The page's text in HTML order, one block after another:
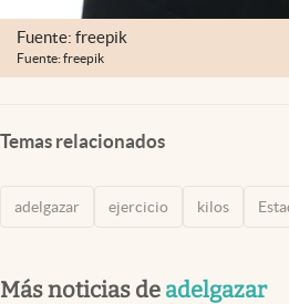
Fuente: freepik
Fuente: freepik
Temas relacionados
adelgazar ejercicio kilos
Más noticias de adelgazar